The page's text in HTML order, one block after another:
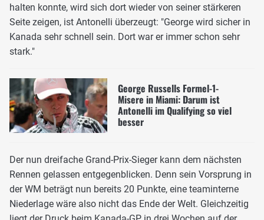
halten konnte, wird sich dort wieder von seiner stärkeren
Seite zeigen, ist Antonelli überzeugt: "George wird sicher in
Kanada sehr schnell sein. Dort war er immer schon sehr
stark."
George Russells Formel-1-
Misere in Miami: Darum ist
Antonelli im Qualifying so viel
besser
Der nun dreifache Grand-Prix-Sieger kann dem nächsten
Rennen gelassen entgegenblicken. Denn sein Vorsprung in
der WM beträgt nun bereits 20 Punkte, eine teaminterne
Niederlage wäre also nicht das Ende der Welt. Gleichzeitig